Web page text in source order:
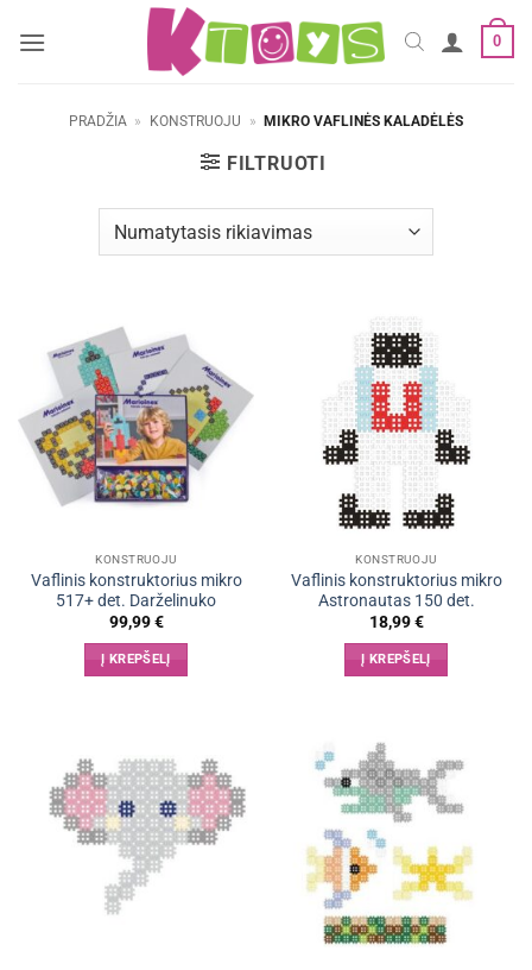
0
PRADŽIA » KONSTRUOJU » MIKRO VAFLINĖS KALADĖLĖS
FILTRUOTI
KONSTRUOJU
Vaflinis konstruktorius mikro
517+ det. Darželinuko
99,99€
Į KREPŠELĮ
KONSTRUOJU
Vaflinis konstruktorius mikro
Astronautas 150 det.
18,99€
Į KREPŠELĮ